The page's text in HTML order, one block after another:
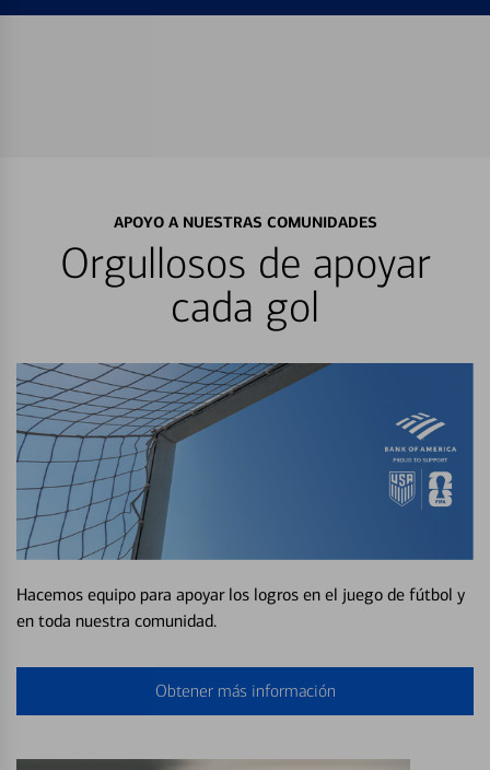
APOYO A NUESTRAS COMUNIDADES
Orgullosos de apoyar
cada gol
Hacemos equipo para apoyar los logros en el juego de fútbol y
en toda nuestra comunidad.
Obtener más información